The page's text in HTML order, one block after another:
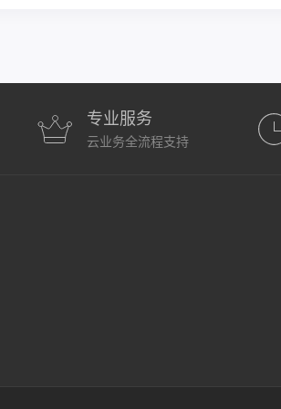
专业服务
云业务全流程支持